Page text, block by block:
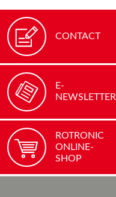
CONTACT
E-
NEWSLETTER
ROTRONIC
ONLINE-
SHOP